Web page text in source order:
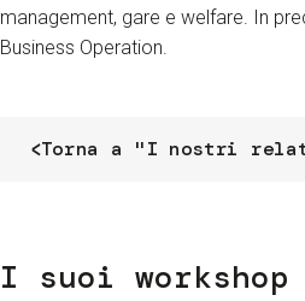
management, gare e welfare. In
Business Operation.
Torna a "I nostri
I suoi workshop